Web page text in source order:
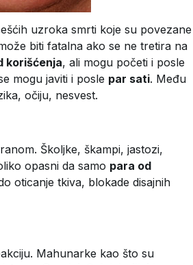
uzroka smrti koje su povezane
biti fatalna ako se ne tretira na
korišćenja, ali mogu početi i posle
mogu javiti i posle par sati. Među
očiju, nesvest.
Školjke, škampi, jastozi,
opasni da samo para od
oticanje tkiva, blokade disajnih
Mahunarke kao što su